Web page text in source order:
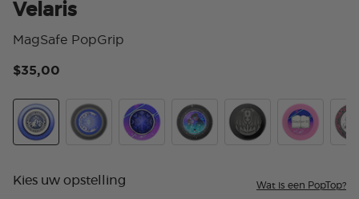
Velaris
MagSafe PopGrip
$35,00
Kies uw opstelling Wat is een PopTop?